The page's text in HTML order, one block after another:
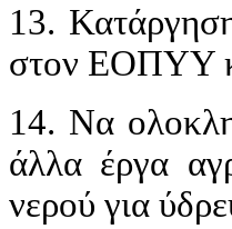
13.
στον ΕΟΠΥΥ
14. Να
άλλα έργα
νερού για